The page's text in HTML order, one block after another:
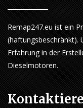
Remap247.eu ist ein
(haftungsbeschränkt).
Erfahrung in der
Dieselmotoren.